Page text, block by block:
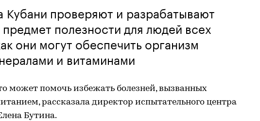
Кубани проверяют и разрабатывают
полезности для людей всех
они могут обеспечить организм
и витаминами
может помочь избежать болезней, вызванных
рассказала директор испытательного центра
Бутина.